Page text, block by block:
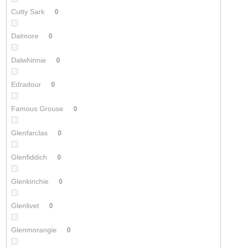
Cutty Sark 0
Dalmore 0
Dalwhinnie 0
Edradour 0
Famous Grouse 0
Glenfarclas 0
Glenfiddich 0
Glenkinchie 0
Glenlivet 0
Glenmorangie 0